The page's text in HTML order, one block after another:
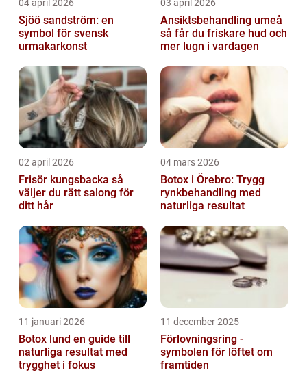
04 april 2026
Sjöö sandström: en
symbol för svensk
urmakarkonst
03 april 2026
Ansiktsbehandling umeå
så får du friskare hud och
mer lugn i vardagen
02 april 2026
Frisör kungsbacka så
väljer du rätt salong för
ditt hår
04 mars 2026
Botox i Örebro: Trygg
rynkbehandling med
naturliga resultat
11 januari 2026
Botox lund en guide till
naturliga resultat med
trygghet i fokus
11 december 2025
Förlovningsring -
symbolen för löftet om
framtiden